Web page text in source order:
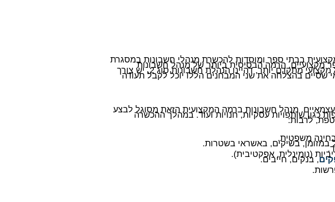
בבתי ספר ומוסדות להכשרת מנהלי חשבונות במסגרת
מקצועיים. הרמה הבסיסית ביותר של מנהל חשבונות
מחייבת לעבור בהצלחה מבחן מקצועי פנימי ברמה מקצועית סוג 1. על מנת לקבל סיוג מקצועי מתקדם יותר, דהיינו הנהלת חשבונות סוג 2, יש צורך
שסיים בהצלחה את שני המבחנים הללו יוכל לקבל תעודה
לעסקים ולעצמאיים. מנהל חשבונות ברמה המקצועית הזאת מסוגל לבצע
כגון שותפויות עסקיות, חנויות ועוד. במהלך ההכשרה
לרבות:
משפטית.
במזומן, בשיקים, באשראי בשטרות.
(נומינלית, אפקטיבית).
, בנקים, חייבים.